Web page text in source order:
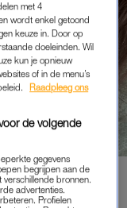
EEN
met 4
wordt enkel getoond
keuze in. Door op
doeleinden. Wil
kun je opnieuw
of in de menu’s
Raadpleeg ons
de volgende
gegevens
begrijpen aan de
verschillende bronnen.
advertenties.
Profielen